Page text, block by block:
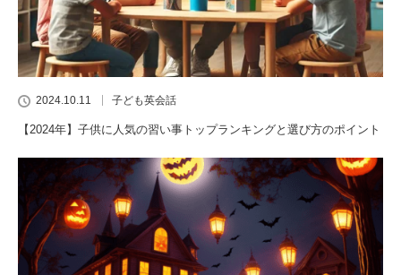
2024.10.11 子ども英会話
【2024年】子供に人気の習い事トップランキングと選び方のポイント